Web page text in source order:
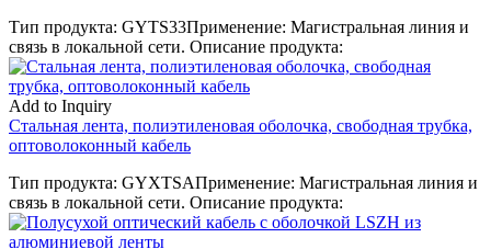
Тип продукта: GYTS33Применение: Магистральная линия и
связь в локальной сети. Описание продукта:
Add to Inquiry
Стальная лента, полиэтиленовая оболочка, свободная трубка,
оптоволоконный кабель
Тип продукта: GYXTSAПрименение: Магистральная линия и
связь в локальной сети. Описание продукта: